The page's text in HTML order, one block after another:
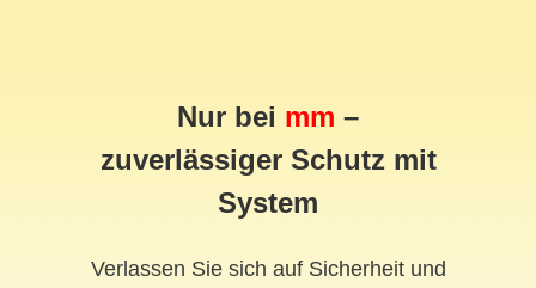
Nur bei mm –
zuverlässiger Schutz mit
System
Verlassen Sie sich auf Sicherheit und